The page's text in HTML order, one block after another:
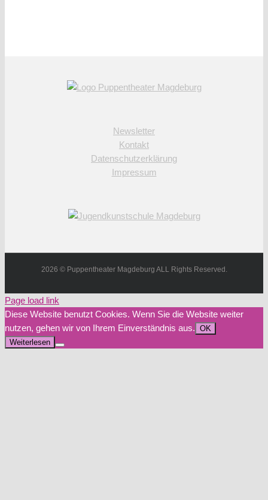
Newsletter
Kontakt
Datenschutzerklärung
Impressum
2026 © Puppentheater Magdeburg ALL Rights Reserved.
Page load link
Diese Website benutzt Cookies. Wenn Sie die Website weiter
nutzen, gehen wir von Ihrem Einverständnis aus. OK
Weiterlesen